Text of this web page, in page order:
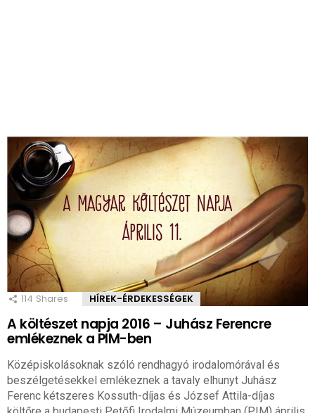
114 Shares HÍREK-ÉRDEKESSÉGEK
A költészet napja 2016 – Juhász Ferencre
emlékeznek a PIM-ben
Középiskolásoknak szóló rendhagyó irodalomórával és
beszélgetésekkel emlékeznek a tavaly elhunyt Juhász
Ferenc kétszeres Kossuth-díjas és József Attila-díjas